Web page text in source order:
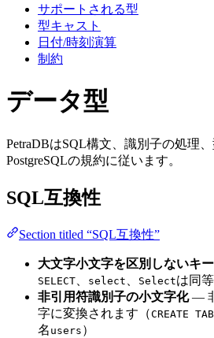
サポートされる型
型キャスト
日付/時刻演算
制約
データ型
PetraDBはSQL構文、識別子の処理
PostgreSQLの規約に従います。
SQL互換性
Section titled “SQL互換性”
大文字小文字を区別しないキ
SELECT select Selectは同
非引用符識別子の小文字化—
字に変換されます（CREATE
名 users ）